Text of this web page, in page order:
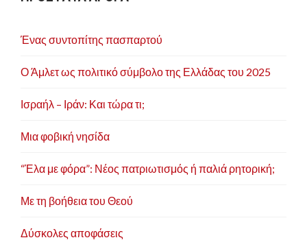
ν
Ένας συντοπίτης πασπαρτού
Ο Άμλετ ως πολιτικό σύμβολο της Ελλάδας του 2025
Ισραήλ – Ιράν: Και τώρα τι;
Μια φοβική νησίδα
“Έλα με φόρα”: Νέος πατριωτισμός ή παλιά ρητορική;
Με τη βοήθεια του Θεού
Δύσκολες αποφάσεις